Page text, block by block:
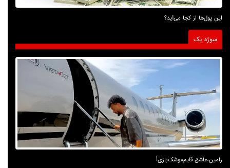
این پول‌ها از کجا می‌آید؟
سوژه یک
رامین،عاشق قایم‌موشک‌بازی!